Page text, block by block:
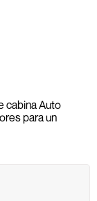
cabina Auto
para un